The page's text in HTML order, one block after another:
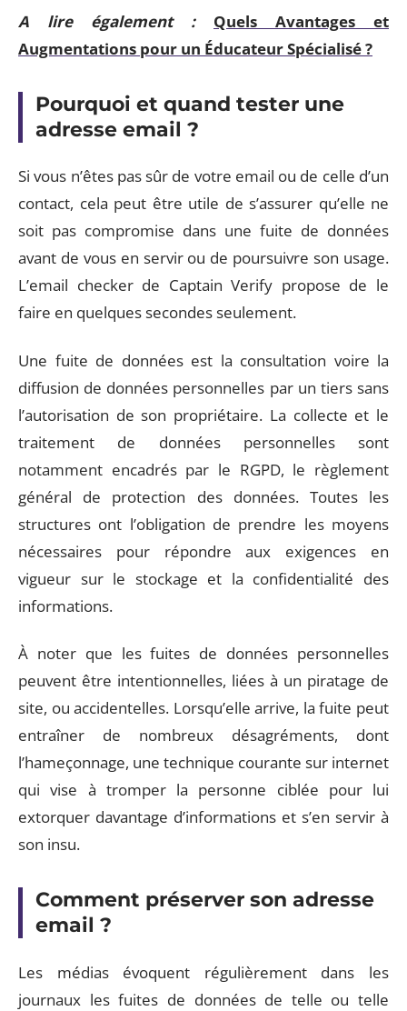
A lire également :
Quels Avantages et
Augmentations pour un Éducateur Spécialisé ?
Pourquoi et quand tester une
adresse email ?
Si vous n’êtes pas sûr de votre email ou de celle d’un
contact, cela peut être utile de s’assurer qu’elle ne
soit pas compromise dans une fuite de données
avant de vous en servir ou de poursuivre son usage.
L’email checker de Captain Verify propose de le
faire en quelques secondes seulement.
Une fuite de données est la consultation voire la
diffusion de données personnelles par un tiers sans
l’autorisation de son propriétaire. La collecte et le
traitement de données personnelles sont
notamment encadrés par le RGPD, le règlement
général de protection des données. Toutes les
structures ont l’obligation de prendre les moyens
nécessaires pour répondre aux exigences en
vigueur sur le stockage et la confidentialité des
informations.
À noter que les fuites de données personnelles
peuvent être intentionnelles, liées à un piratage de
site, ou accidentelles. Lorsqu’elle arrive, la fuite peut
entraîner de nombreux désagréments, dont
l’hameçonnage, une technique courante sur internet
qui vise à tromper la personne ciblée pour lui
extorquer davantage d’informations et s’en servir à
son insu.
Comment préserver son adresse
email ?
Les médias évoquent régulièrement dans les
journaux les fuites de données de telle ou telle